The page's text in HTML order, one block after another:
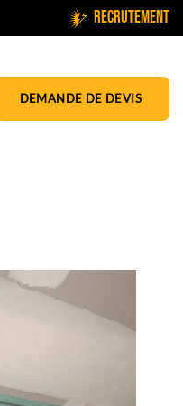
Recrutement
DEMANDE DE DEVIS